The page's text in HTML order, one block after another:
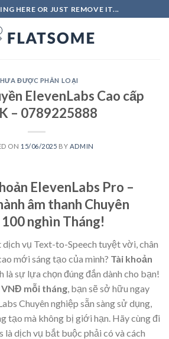
HERE OR JUST REMOVE IT...
ĐƯỢC PHÂN LOẠI
ElevenLabs Cao cấp
– 0789225888
ON 15/06/2025 BY ADMIN
ElevenLabs Pro –
âm thanh Chuyên
nghìn Tháng!
vụ Text-to-Speech tuyệt vời, chân
mới sáng tạo của mình? Tài khoản
là sự lựa chọn đúng đắn dành cho bạn!
VNĐ mỗi tháng , bạn sẽ sở hữu ngay
Chuyên nghiệp sẵn sàng sử dụng,
tạo mà không bị giới hạn. Hãy cùng đi
là dịch vụ bắt buộc phải có và cách